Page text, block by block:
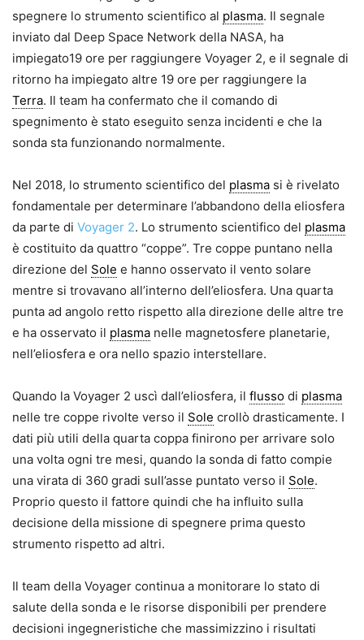
spegnere lo strumento scientifico al plasma. Il segnale
inviato dal Deep Space Network della NASA, ha
impiegato19 ore per raggiungere Voyager 2, e il segnale di
ritorno ha impiegato altre 19 ore per raggiungere la
Terra. Il team ha confermato che il comando di
spegnimento è stato eseguito senza incidenti e che la
sonda sta funzionando normalmente.
Nel 2018, lo strumento scientifico del plasma si è rivelato
fondamentale per determinare l’abbandono della eliosfera
da parte di Voyager 2. Lo strumento scientifico del plasma
è costituito da quattro “coppe”. Tre coppe puntano nella
direzione del Sole e hanno osservato il vento solare
mentre si trovavano all’interno dell’eliosfera. Una quarta
punta ad angolo retto rispetto alla direzione delle altre tre
e ha osservato il plasma nelle magnetosfere planetarie,
nell’eliosfera e ora nello spazio interstellare.
Quando la Voyager 2 uscì dall’eliosfera, il flusso di plasma
nelle tre coppe rivolte verso il Sole crollò drasticamente. I
dati più utili della quarta coppa finirono per arrivare solo
una volta ogni tre mesi, quando la sonda di fatto compie
una virata di 360 gradi sull’asse puntato verso il Sole.
Proprio questo il fattore quindi che ha influito sulla
decisione della missione di spegnere prima questo
strumento rispetto ad altri.
Il team della Voyager continua a monitorare lo stato di
salute della sonda e le risorse disponibili per prendere
decisioni ingegneristiche che massimizzino i risultati